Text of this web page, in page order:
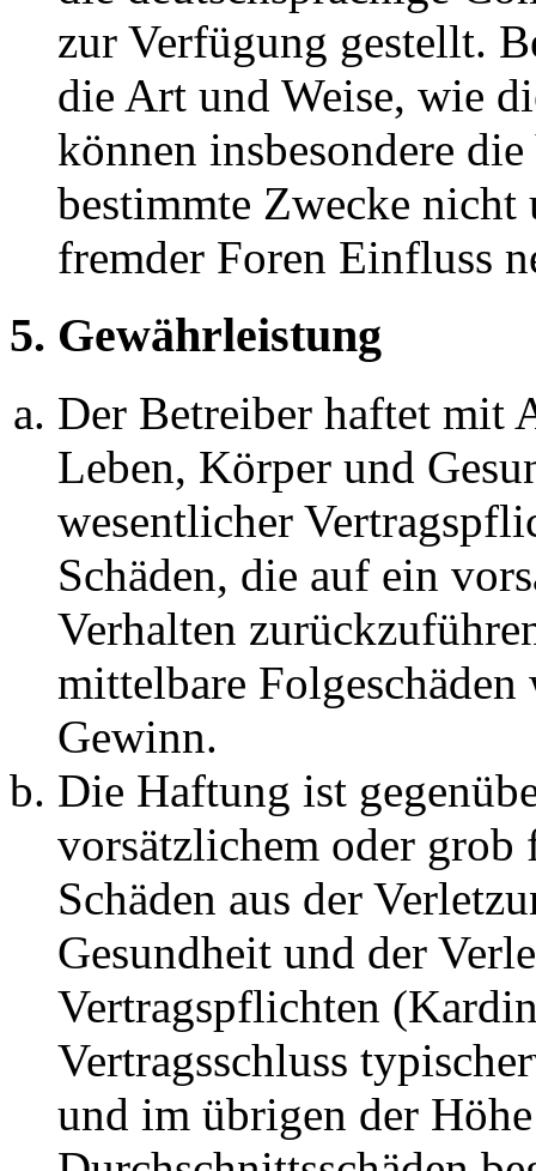
zur Verfügung gestellt.
die Art und Weise, wie
können insbesondere
bestimmte Zwecke nicht
fremder Foren Einfluss
5. Gewährleistung
Der Betreiber haftet mit
Leben, Körper und
wesentlicher
Schäden, die auf ein
Verhalten
mittelbare Folgeschäden
Gewinn.
Die Haftung ist
vorsätzlichem oder grob
Schäden aus der
Gesundheit und der
Vertragspflichten
Vertragsschluss
und im übrigen der